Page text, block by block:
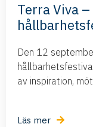
Terra Viva
Den 12
av inspiration,
Läs mer